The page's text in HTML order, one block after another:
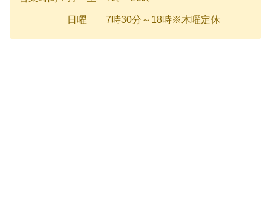
日曜 7時30分～18時※木曜定休